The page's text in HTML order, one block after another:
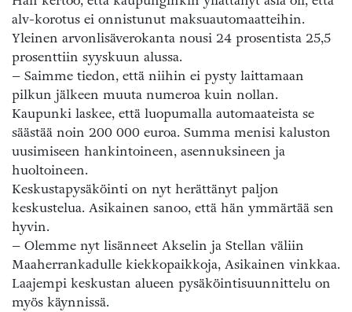
alv-korotus ei onnistunut maksuautomaatteihin.
Yleinen arvonlisäverokanta nousi 24 prosentista 25,5
prosenttiin syyskuun alussa.
– Saimme tiedon, että niihin ei pysty laittamaan
pilkun jälkeen muuta numeroa kuin nollan.
Kaupunki laskee, että luopumalla automaateista se
säästää noin 200 000 euroa. Summa menisi kaluston
uusimiseen hankintoineen, asennuksineen ja
huoltoineen.
Keskustapysäköinti on nyt herättänyt paljon
keskustelua. Asikainen sanoo, että hän ymmärtää sen
hyvin.
– Olemme nyt lisänneet Akselin ja Stellan väliin
Maaherrankadulle kiekkopaikkoja, Asikainen vinkkaa.
Laajempi keskustan alueen pysäköintisuunnittelu on
myös käynnissä.